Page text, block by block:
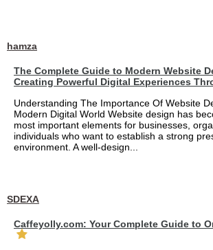
hamza
The Complete Guide to Modern Website
Creating Powerful Digital Experiences
Understanding The Importance Of Website
Modern Digital World Website design has
most important elements for businesses,
individuals who want to establish a strong
environment. A well-design...
SDEXA
Caffeyolly.com: Your Complete Guide to